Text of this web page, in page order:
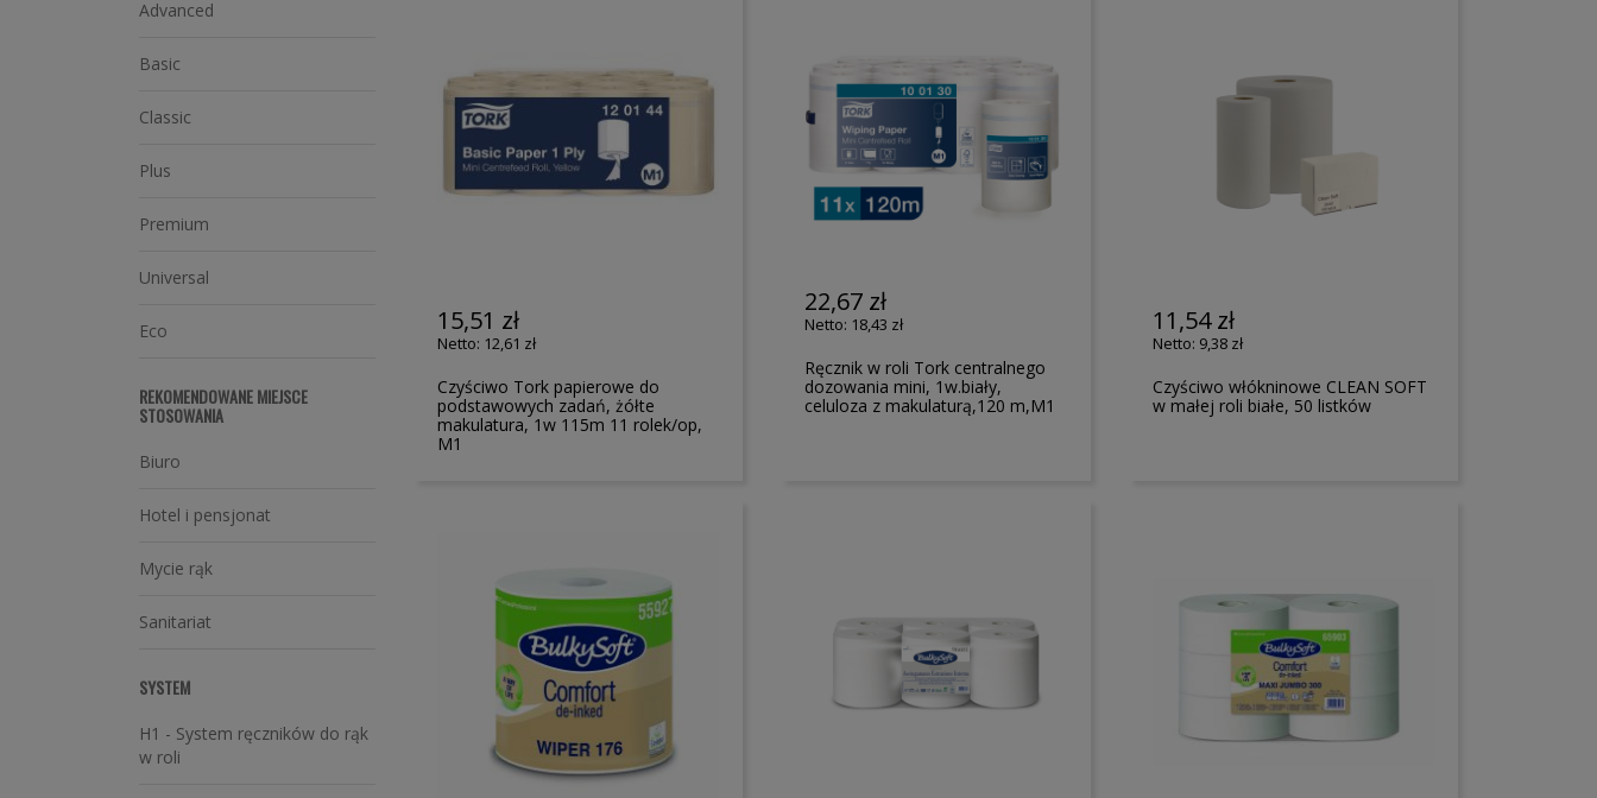
15,51 zł
12,61 zł
Czyściwo Tork papierowe do
podstawowych zadań, żółte
makulatura, 1w 115m 11 rolek/op,
M1
22,67 zł
18,43 zł
Ręcznik w roli Tork centralnego
dozowania mini, 1w.biały,
celuloza z makulaturą,120 m,M1
11,54 zł
9,38 zł
Czyściwo włókninowe CLEAN SOFT
w małej roli białe, 50 listków
Advanced
Basic
Classic
Plus
Premium
Universal
Eco
REKOMENDOWANE MIEJSCE
STOSOWANIA
Biuro
Hotel i pensjonat
Mycie rąk
Sanitariat
SYSTEM
H1 - System ręczników do rąk
w roli